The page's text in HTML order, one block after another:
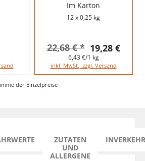
Im Karton
12 x 0,25 kg
19,28 €
22,68 € *
6,43 €/1 kg
inkl. MwSt., zzgl. Versand
der Einzelpreise
ZUTATEN
UND
ALLERGENE